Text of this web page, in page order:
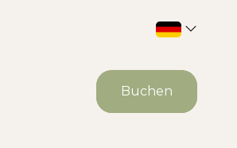
Buchen